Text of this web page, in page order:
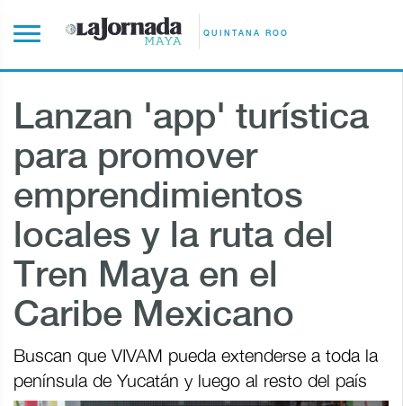
QUINTANA ROO
Lanzan 'app' turística
para promover
emprendimientos
locales y la ruta del
Tren Maya en el
Caribe Mexicano
Buscan que VIVAM pueda extenderse a toda la
península de Yucatán y luego al resto del país